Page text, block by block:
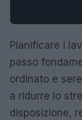
Pianificare i
passo
ordinato e
a ridurre lo
disposizione,